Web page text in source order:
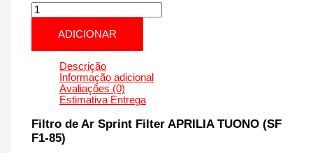
Quantidade
de
APRILIA
TUONO
(SF
-
PM176S
F1-
ADICIONAR
Descrição
Informação adicional
Avaliações (0)
Estimativa Entrega
Filtro de Ar Sprint Filter APRILIA TUONO (SF
F1-85)